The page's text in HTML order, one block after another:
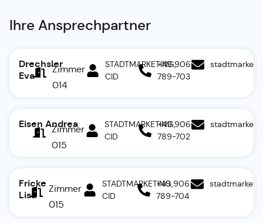
Ihre Ansprechpartner
Drechsler
Eva
Zimmer
014
STADTMARKETING,
CID
+49 906
789-703
Eisen Andrea
Zimmer
015
STADTMARKETING,
CID
+49 906
789-702
Fricke
Lisa
Zimmer
015
STADTMARKETING,
CID
+49 906
789-704